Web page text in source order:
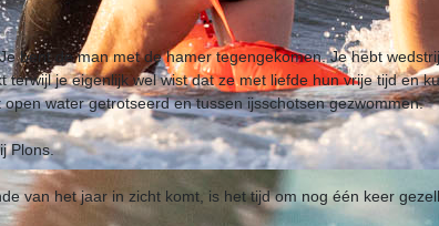
bent de man met de hamer tegengekomen. Je hebt
terwijl je eigenlijk wel wist dat ze met liefde hun vrije tijd en
water getrotseerd en tussen ijsschotsen gezwommen.
Plons.
van het jaar in zicht komt, is het tijd om nog één keer